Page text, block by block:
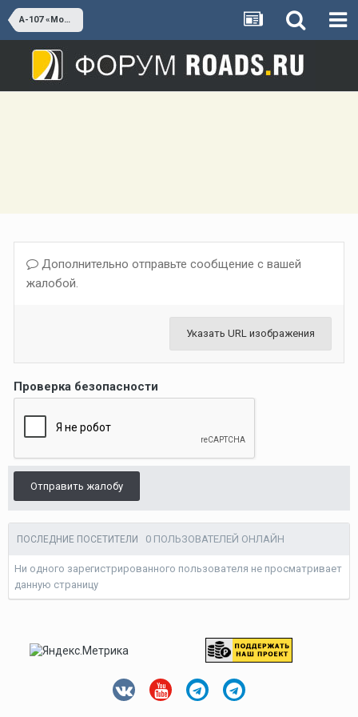
А-107 «Московское малое кольцо»
Дополнительно отправьте сообщение с вашей
жалобой.
Указать URL изображения
Проверка безопасности
Отправить жалобу
ПОСЛЕДНИЕ ПОСЕТИТЕЛИ 0 ПОЛЬЗОВАТЕЛЕЙ ОНЛАЙН
Ни одного зарегистрированного пользователя не просматривает
данную страницу